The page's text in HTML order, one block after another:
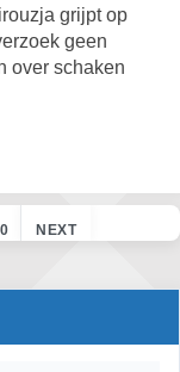
grijpt op
geen
over schaken
NEXT